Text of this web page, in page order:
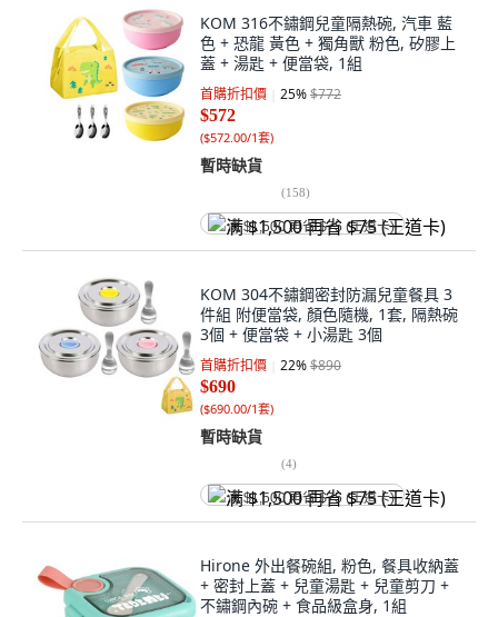
KOM 316不鏽鋼兒童隔熱碗, 汽車 藍
色 + 恐龍 黃色 + 獨角獸 粉色, 矽膠上
蓋 + 湯匙 + 便當袋, 1組
首購折扣價 25%$772
$572
($572.00/1套)
暫時缺貨
(158)
满 $1,500 再省 $75 (王道卡)
KOM 304不鏽鋼密封防漏兒童餐具 3
件組 附便當袋, 顏色隨機, 1套, 隔熱碗
3個 + 便當袋 + 小湯匙 3個
首購折扣價 22%$890
$690
($690.00/1套)
暫時缺貨
(4)
满 $1,500 再省 $75 (王道卡)
Hirone 外出餐碗組, 粉色, 餐具收納蓋
+ 密封上蓋 + 兒童湯匙 + 兒童剪刀 +
不鏽鋼內碗 + 食品級盒身, 1組